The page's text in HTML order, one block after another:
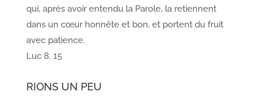
qui, après avoir entendu la Parole, la retiennent
dans un cœur honnête et bon, et portent du fruit
avec patience.
Luc 8. 15
RIONS UN PEU